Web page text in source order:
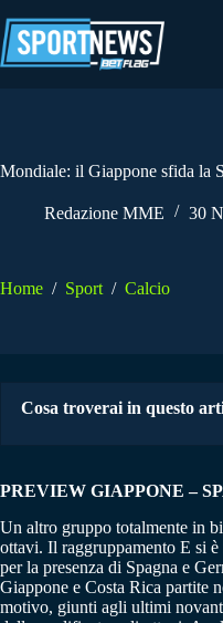
al
contenuto
Mondiale: il Giappone sfida la
Redazione MME 30
Home / Sport / Calcio
Cosa troverai in questo
PREVIEW GIAPPONE –
Un altro gruppo totalmente in
ottavi. Il raggruppamento E si
per la presenza di Spagna e
Giappone e Costa Rica partite
motivo, giunti agli ultimi